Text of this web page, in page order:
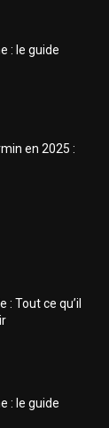
: le guide
en 2025 :
: Tout ce qu’il
: le guide